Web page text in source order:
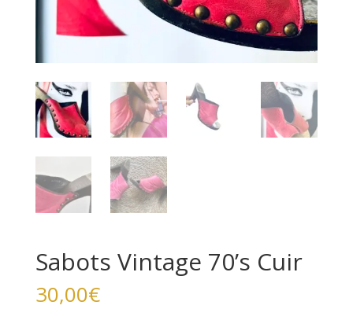
Sabots Vintage 70’s Cuir
30,00€